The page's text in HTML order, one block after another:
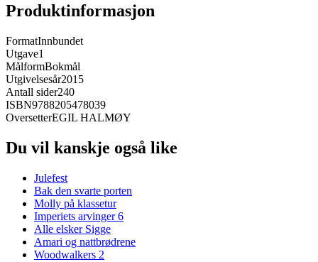
Produktinformasjon
FormatInnbundet
Utgave1
MålformBokmål
Utgivelsesår2015
Antall sider240
ISBN9788205478039
OversetterEGIL HALMØY
Du vil kanskje også like
Julefest
Bak den svarte porten
Molly på klassetur
Imperiets arvinger 6
Alle elsker Sigge
Amari og nattbrødrene
Woodwalkers 2